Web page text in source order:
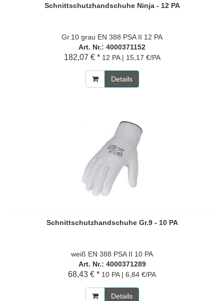
Schnittschutzhandschuhe Ninja - 12 PA
Gr.10 grau EN 388 PSA II 12 PA
Art. Nr.: 4000371152
182,07 € * 12 PA | 15,17 €/PA
Details
Schnittschutzhandschuhe Gr.9 - 10 PA
weiß EN 388 PSA II 10 PA
Art. Nr.: 4000371289
68,43 € * 10 PA | 6,84 €/PA
Details